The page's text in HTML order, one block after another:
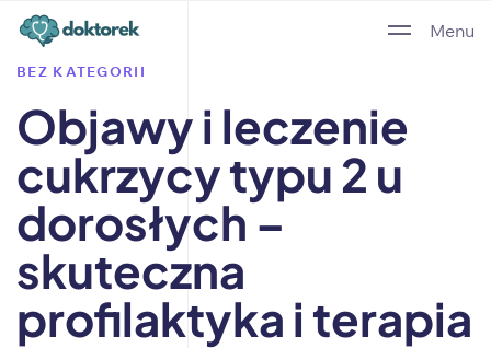
Menu
PUBLISHED
BEZ KATEGORII
Objawy i leczenie
cukrzycy typu 2 u
dorosłych –
skuteczna
profilaktyka i terapia
Author
Published